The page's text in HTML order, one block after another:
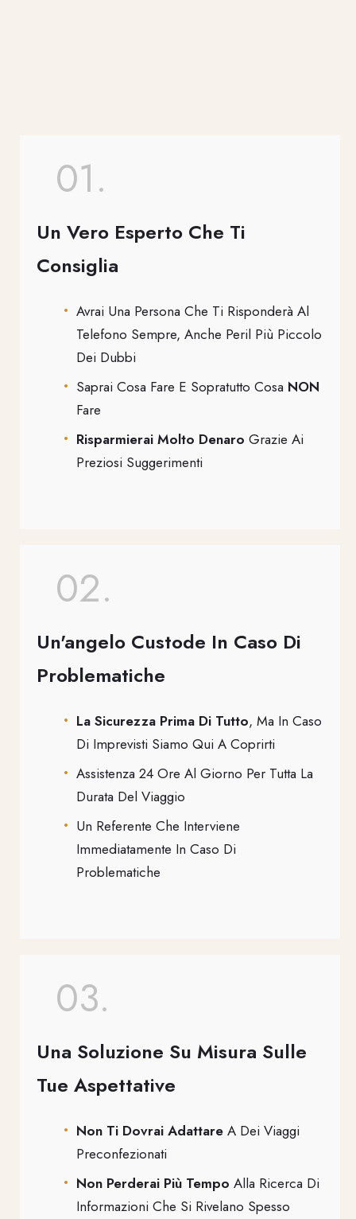
01.
Un Vero Esperto Che Ti
Consiglia
Avrai Una Persona Che Ti Risponderà Al
Telefono Sempre, Anche Peril Più Piccolo
Dei Dubbi
Saprai Cosa Fare E Sopratutto Cosa NON
Fare
Risparmierai Molto Denaro Grazie Ai
Preziosi Suggerimenti
02.
Un'angelo Custode In Caso Di
Problematiche
La Sicurezza Prima Di Tutto, Ma In Caso
Di Imprevisti Siamo Qui A Coprirti
Assistenza 24 Ore Al Giorno Per Tutta La
Durata Del Viaggio
Un Referente Che Interviene
Immediatamente In Caso Di
Problematiche
03.
Una Soluzione Su Misura Sulle
Tue Aspettative
Non Ti Dovrai Adattare A Dei Viaggi
Preconfezionati
Non Perderai Più Tempo Alla Ricerca Di
Informazioni Che Si Rivelano Spesso